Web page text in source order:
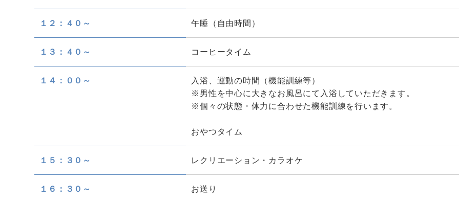
１２：４０～ 午睡（自由時間）
１３：４０～ コーヒータイム
１４：００～
入浴、運動の時間（機能訓練等）
※男性を中心に大きなお風呂にて入浴していただきます。
※個々の状態・体力に合わせた機能訓練を行います。
おやつタイム
１５：３０～ レクリエーション・カラオケ
１６：３０～ お送り